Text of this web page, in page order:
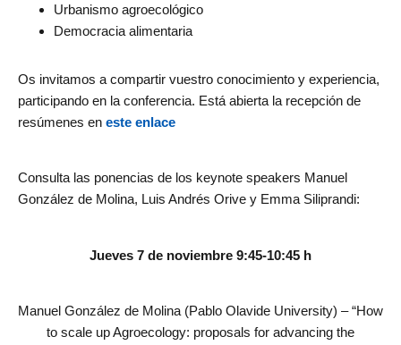
Urbanismo agroecológico
Democracia alimentaria
Os invitamos a compartir vuestro conocimiento y experiencia,
participando en la conferencia. Está abierta la recepción de
resúmenes en este enlace
Consulta las ponencias de los keynote speakers Manuel
González de Molina, Luis Andrés Orive y Emma Siliprandi:
Jueves 7 de noviembre 9:45-10:45 h
Manuel González de Molina (Pablo Olavide University) – “How
to scale up Agroecology: proposals for advancing the